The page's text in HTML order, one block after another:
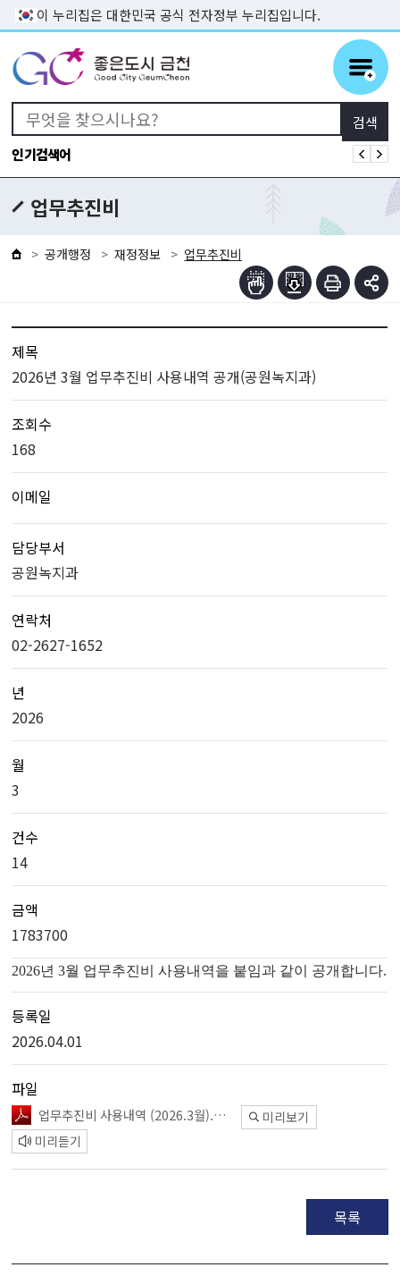
본문 바로가기
이 누리집은 대한민국 공식 전자정부 누리집입니다.
인기검색어
업무추진비
공개행정 재정정보 업무추진비
제목
2026년 3월 업무추진비 사용내역 공개(공원녹지과)
조회수
168
이메일
담당부서
공원녹지과
연락처
02-2627-1652
년
2026
월
3
건수
14
금액
1783700
2026년 3월 업무추진비 사용내역을 붙임과 같이 공개합니다.
등록일
2026.04.01
파일
업무추진비 사용내역 (2026.3월).pdf
미리보기
미리듣기
목록